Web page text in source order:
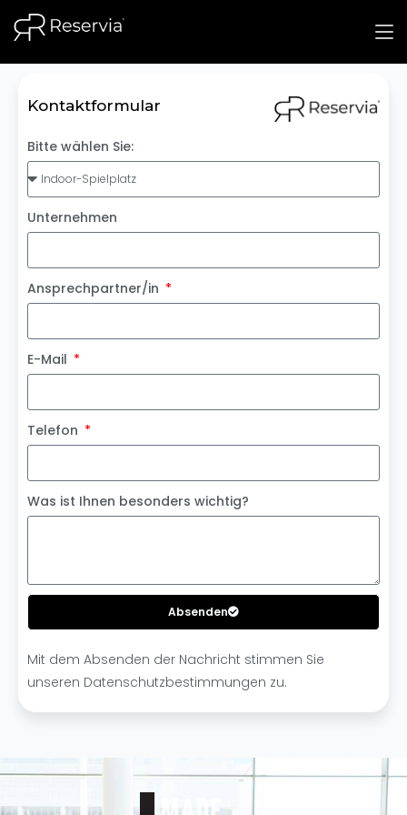
Kontaktformular
Bitte wählen Sie:
Unternehmen
Ansprechpartner/in
E-Mail
Telefon
Was ist Ihnen besonders wichtig?
Absenden
l
t
e
n
Mit dem Absenden der Nachricht stimmen Sie
unseren Datenschutzbestimmungen zu.